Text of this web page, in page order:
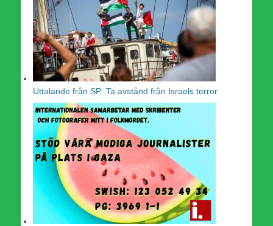
Uttalande från SP: Ta avstånd från Israels terror